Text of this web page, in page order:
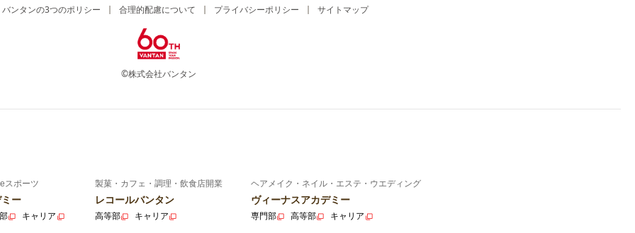
バンタンの3つのポリシー 合理的配慮について プライバシーポリシー サイトマップ
©株式会社バンタン
スポーツ
ー
キャリア
製菓・カフェ・調理・飲食店開業
レコールバンタン
高等部 キャリア
ヘアメイク・ネイル・エステ・ウエディング
ヴィーナスアカデミー
専門部 高等部 キャリア